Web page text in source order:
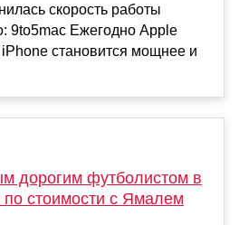
скорость работы
9to5mac Ежегодно Apple
iPhone становится мощнее и
дорогим футболистом в
стоимости с Ямалем